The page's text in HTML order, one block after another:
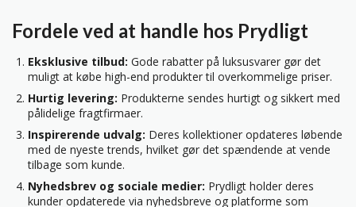
Fordele ved at handle hos Prydligt
Eksklusive tilbud: Gode rabatter på luksusvarer gør det
muligt at købe high-end produkter til overkommelige priser.
Hurtig levering: Produkterne sendes hurtigt og sikkert med
pålidelige fragtfirmaer.
Inspirerende udvalg: Deres kollektioner opdateres løbende
med de nyeste trends, hvilket gør det spændende at vende
tilbage som kunde.
Nyhedsbrev og sociale medier: Prydligt holder deres
kunder opdaterede via nyhedsbreve og platforme som